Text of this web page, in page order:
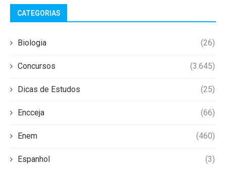
CATEGORIAS
Biologia (26)
Concursos (3.645)
Dicas de Estudos (25)
Encceja (66)
Enem (460)
Espanhol (3)